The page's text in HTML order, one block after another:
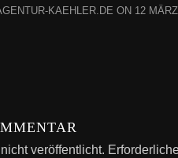
KAEHLER.DE ON 12
veröffentlicht.